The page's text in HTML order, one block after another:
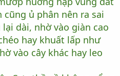
cũng ủ phân nên ra sai
dài, nhờ vào giàn cao
hay khuất lấp như
vào cây khác hay leo